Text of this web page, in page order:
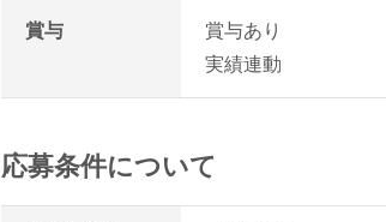
賞与
賞与あり
実績連動
応募条件について